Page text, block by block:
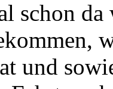
schon
und